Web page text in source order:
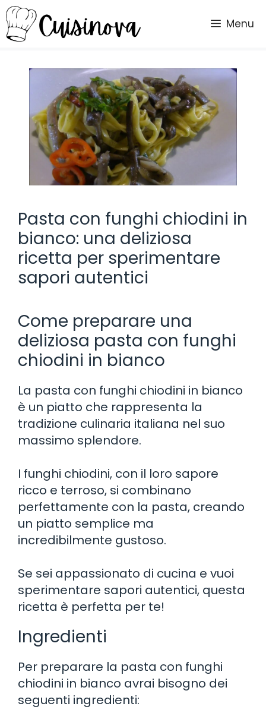
Vai
al
contenuto
Menu
Pasta con funghi chiodini in
bianco: una deliziosa
ricetta per sperimentare
sapori autentici
Come preparare una
deliziosa pasta con funghi
chiodini in bianco
La pasta con funghi chiodini in bianco
è un piatto che rappresenta la
tradizione culinaria italiana nel suo
massimo splendore.
I funghi chiodini, con il loro sapore
ricco e terroso, si combinano
perfettamente con la pasta, creando
un piatto semplice ma
incredibilmente gustoso.
Se sei appassionato di cucina e vuoi
sperimentare sapori autentici, questa
ricetta è perfetta per te!
Ingredienti
Per preparare la pasta con funghi
chiodini in bianco avrai bisogno dei
seguenti ingredienti: